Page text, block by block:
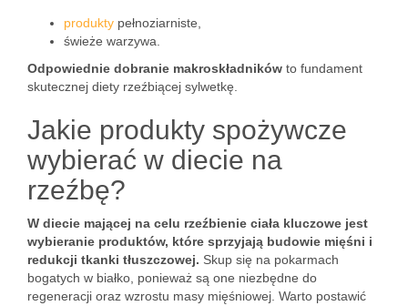
produkty pełnoziarniste,
świeże warzywa.
Odpowiednie dobranie makroskładników to fundament
skutecznej diety rzeźbiącej sylwetkę.
Jakie produkty spożywcze
wybierać w diecie na
rzeźbę?
W diecie mającej na celu rzeźbienie ciała kluczowe jest
wybieranie produktów, które sprzyjają budowie mięśni i
redukcji tkanki tłuszczowej. Skup się na pokarmach
bogatych w białko, ponieważ są one niezbędne do
regeneracji oraz wzrostu masy mięśniowej. Warto postawić